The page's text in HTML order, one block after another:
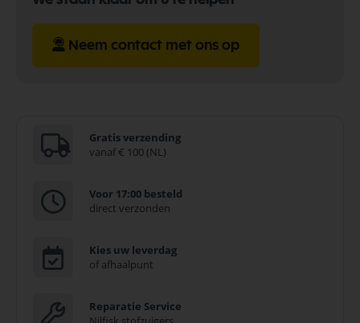
Neem contact met ons op
Gratis verzending
vanaf € 100 (NL)
Voor 17:00 besteld
direct verzonden
Kies uw leverdag
of afhaalpunt
Reparatie Service